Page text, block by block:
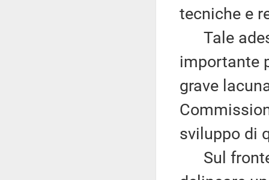
tecniche e
Tale
importante
grave
sviluppo di
Sul fronte